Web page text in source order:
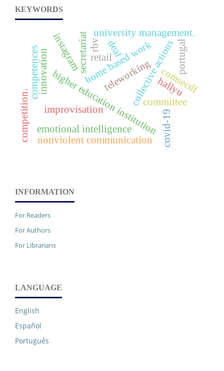
KEYWORDS
teleworking
home based work
higher education institution
secretariat
innovation collective actions
committee
comsecdf
improvisation
competences
covid-19
retail
hallyu
deaf
instagram rbv
university management.
competition.
portugal
nonviolent communication
emotional intelligence
INFORMATION
For Readers
For Authors
For Librarians
LANGUAGE
English
Español
Português